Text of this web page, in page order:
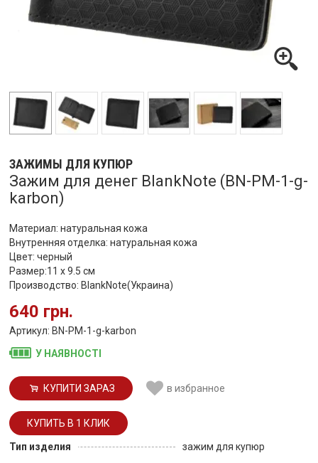
ЗАЖИМЫ ДЛЯ КУПЮР
Зажим для денег BlankNote (BN-PM-1-g-
karbon)
Материал: натуральная кожа
Внутренняя отделка: натуральная кожа
Цвет: черный
Размер:11 х 9.5 см
Производство: BlankNote(Украина)
640 грн.
Артикул: BN-PM-1-g-karbon
У НАЯВНОСТІ
КУПИТИ ЗАРАЗ в избранное
Тип изделия
зажим для купюр